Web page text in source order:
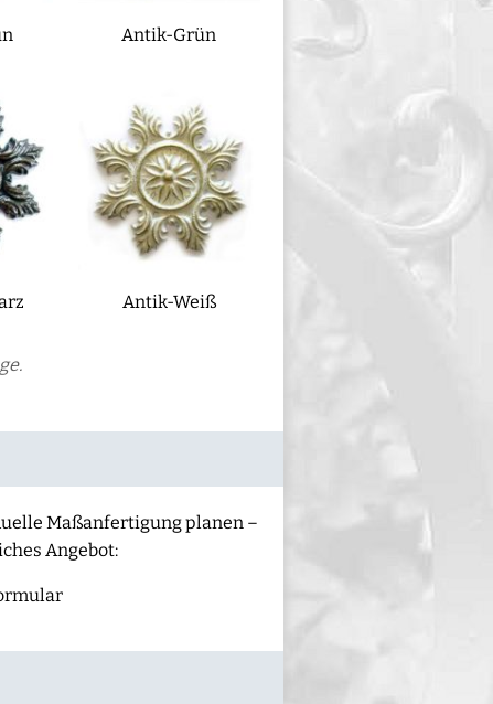
Antik-Grün
Antik-Weiß
Maßanfertigung planen –
Angebot: